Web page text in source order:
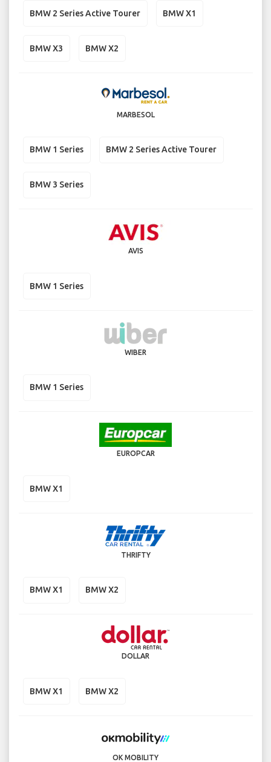
BMW 2 Series Active Tourer BMW X1
BMW X3 BMW X2
MARBESOL
BMW 1 Series BMW 2 Series Active Tourer
BMW 3 Series
AVIS
BMW 1 Series
WIBER
BMW 1 Series
EUROPCAR
BMW X1
THRIFTY
BMW X1 BMW X2
DOLLAR
BMW X1 BMW X2
OK MOBILITY